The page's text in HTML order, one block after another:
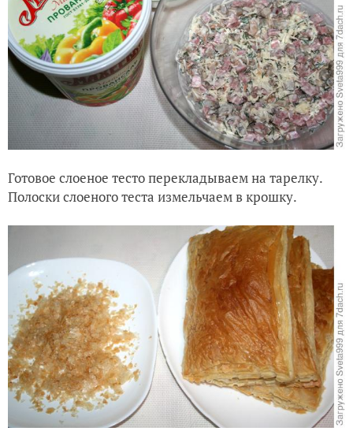
Готовое слоеное тесто перекладываем на тарелку.
Полоски слоеного теста измельчаем в крошку.